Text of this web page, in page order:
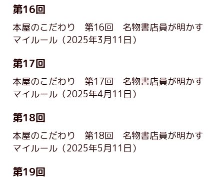
第16回
本屋のこだわり 第16回 名物書店員が明かす
マイルール （2025年3月11日）
第17回
本屋のこだわり 第17回 名物書店員が明かす
マイルール （2025年4月11日）
第18回
本屋のこだわり 第18回 名物書店員が明かす
マイルール （2025年5月11日）
第19回